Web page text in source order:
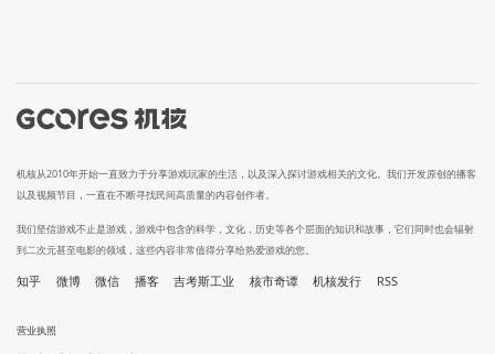
机核从2010年开始一直致力于分享游戏玩家的生活，以及深入探讨游戏相关的文化。我们开发原创的播客
以及视频节目，一直在不断寻找民间高质量的内容创作者。
我们坚信游戏不止是游戏，游戏中包含的科学，文化，历史等各个层面的知识和故事，它们同时也会辐射
到二次元甚至电影的领域，这些内容非常值得分享给热爱游戏的您。
知乎 微博 微信 播客 吉考斯工业 核市奇谭 机核发行 RSS
营业执照